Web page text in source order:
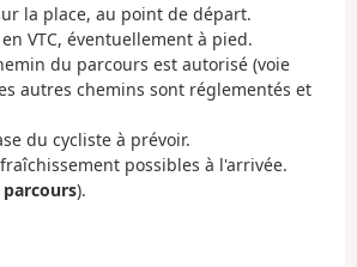
la place, au point de départ.
VTC, éventuellement à pied.
du parcours est autorisé (voie
autres chemins sont réglementés et
du cycliste à prévoir.
possibles à l'arrivée.
parcours).